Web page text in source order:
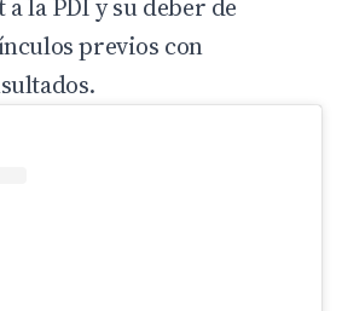
la PDI y su deber de
previos con